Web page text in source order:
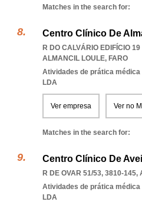
Matches in the search for:
Centro Clínico De
R DO CALVÁRIO EDIFÍCIO
ALMANCIL LOULE, FARO
Atividades de prática
LDA
Ver empresa Ver no
Matches in the search for:
Centro Clínico De
R DE OVAR 51/53, 3810-145,
Atividades de prática
LDA